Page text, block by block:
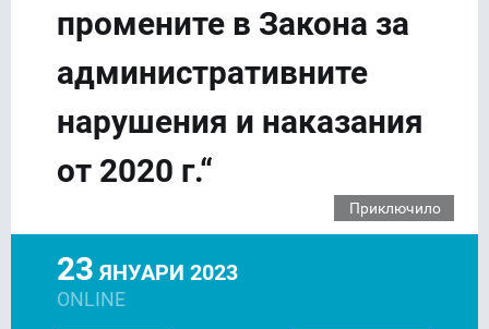
промените в Закона за
административните
нарушения и наказания
от 2020 г.“
Приключило
23 ЯНУАРИ 2023
ONLINE